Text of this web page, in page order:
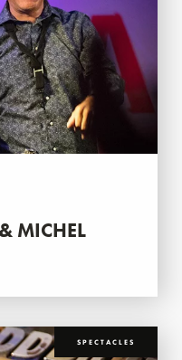
MICHEL
SPECTACLES